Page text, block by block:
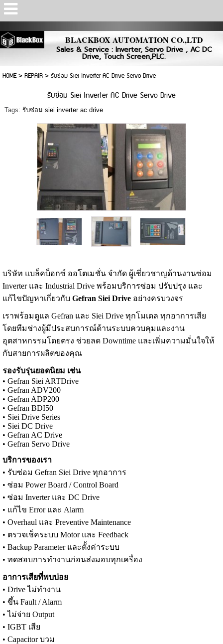
BLACKBOX AUTOMATION CO.,LTD
Sales & Service : Inverter, Servo Drive , AC DC
Drive, Touch Screen,PLC.
HOME>REPAIR>รับซ่อม Siei Inverter AC Drive Servo Drive
รับซ่อม Siei Inverter AC Drive Servo Drive
Tags: รับซ่อม siei inverter ac drive
บริษัท แบล็คบ็อกซ์ ออโตเมชั่น จำกัด ผู้เชี่ยวชาญด้านงานซ่อม
Inverter และ Industrial Drive พร้อมบริการซ่อม ปรับปรุง และ
แก้ไขปัญหาเกี่ยวกับ Gefran Siei Driveอย่างครบวงจร
เราพร้อมดูแล Gefran และ Siei Drive ทุกโมเดล ทุกอาการเสีย
โดยทีมช่างผู้มีประสบการณ์ด้านระบบควบคุมและงาน
อุตสาหกรรมโดยตรง ช่วยลด Downtime และเพิ่มความมั่นใจให้
กับสายการผลิตของคุณ
รองรับรุ่นยอดนิยม เช่น
• Gefran Siei ARTDrive
• Gefran ADV200
• Gefran ADP200
• Gefran BDI50
• Siei Drive Series
• Siei DC Drive
• Gefran AC Drive
• Gefran Servo Drive
บริการของเรา
• รับซ่อม Gefran Siei Drive ทุกอาการ
• ซ่อม Power Board / Control Board
• ซ่อม Inverter และ DC Drive
• แก้ไข Error และ Alarm
• Overhaul และ Preventive Maintenance
• ตรวจเช็คระบบ Motor และ Feedback
• Backup Parameter และตั้งค่าระบบ
• ทดสอบการทำงานก่อนส่งมอบทุกเครื่อง
อาการเสียที่พบบ่อย
• Drive ไม่ทำงาน
• ขึ้น Fault / Alarm
• ไม่จ่าย Output
• IGBT เสีย
• Capacitor บวม